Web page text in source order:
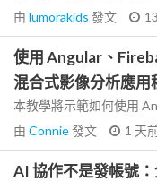
由 lumorakids 發文
使用 Angular、
混合式影像分析應用
本教學將示範如何使用
由 Connie發文 1 天
AI 協作不是發帳號